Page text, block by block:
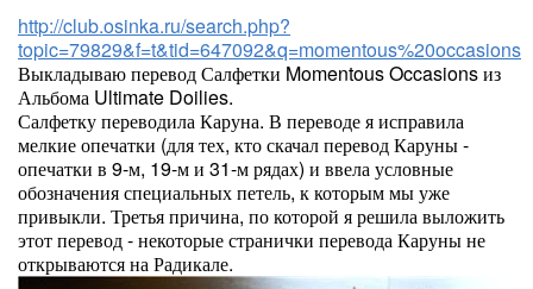
http://club.osinka.ru/search.php?
topic=79829&f=t&tid=647092&q=momentous%20occasions
Выкладываю перевод Салфетки Momentous Occasions из
Альбома Ultimate Doilies.
Салфетку переводила Каруна. В переводе я исправила
мелкие опечатки (для тех, кто скачал перевод Каруны -
опечатки в 9-м, 19-м и 31-м рядах) и ввела условные
обозначения специальных петель, к которым мы уже
привыкли. Третья причина, по которой я решила выложить
этот перевод - некоторые странички перевода Каруны не
открываются на Радикале.